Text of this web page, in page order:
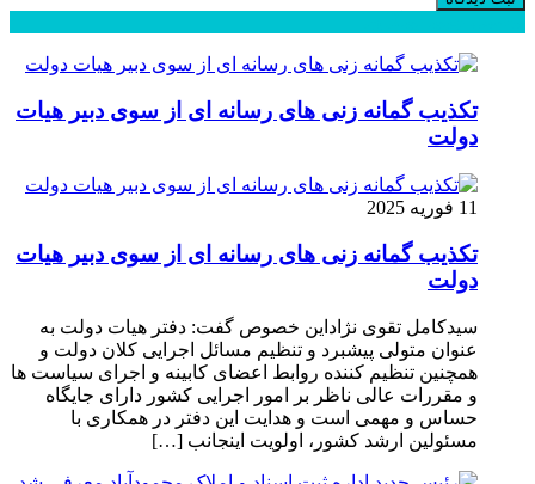
تکذیب گمانه زنی های رسانه ای از سوی دبیر هیات
دولت
11 فوریه 2025
تکذیب گمانه زنی های رسانه ای از سوی دبیر هیات
دولت
سیدکامل تقوی نژاداین خصوص گفت: دفتر هیات دولت به
عنوان متولی پیشبرد و تنظیم مسائل اجرایی کلان دولت و
همچنین تنظیم کننده روابط اعضای کابینه و اجرای سیاست ها
و مقررات عالی ناظر بر امور اجرایی کشور دارای جایگاه
حساس و مهمی است و هدایت این دفتر در همکاری با
مسئولین ارشد کشور، اولویت اینجانب […]